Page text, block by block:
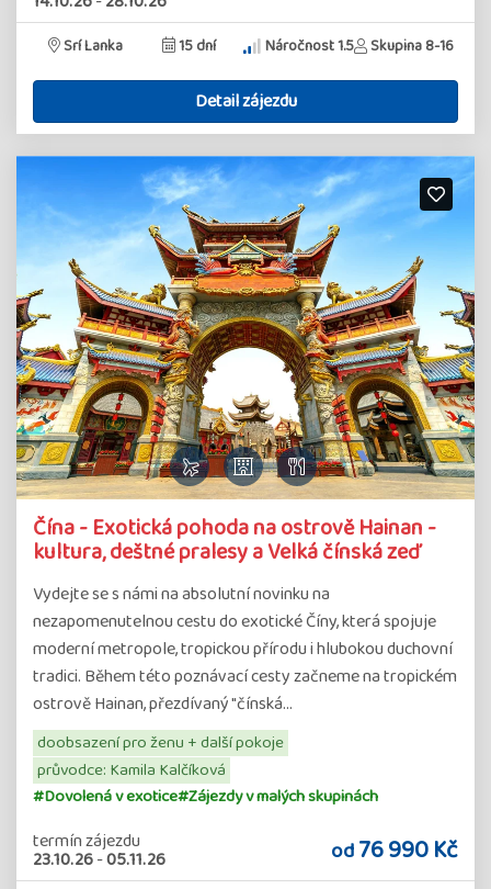
Srí Lanka 15 dní Náročnost 1.5 Skupina 8-16
Detail zájezdu
Čína - Exotická pohoda na ostrově Hainan -
kultura, deštné pralesy a Velká čínská zeď
Vydejte se s námi na absolutní novinku na
nezapomenutelnou cestu do exotické Číny, která spojuje
moderní metropole, tropickou přírodu i hlubokou duchovní
tradici. Během této poznávací cesty začneme na tropickém
ostrově Hainan, přezdívaný "čínská…
doobsazení pro ženu + další pokoje
průvodce: Kamila Kalčíková
#Dovolená v exotice#Zájezdy v malých skupinách
termín zájezdu
23.10.26-05.11.26 od76 990 Kč